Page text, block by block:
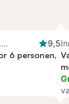
9,5
6 personen,